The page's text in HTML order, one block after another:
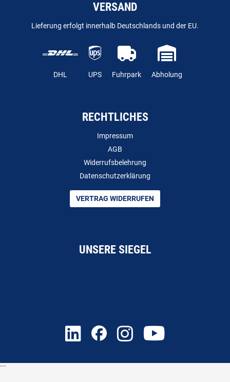
VERSAND
Lieferung erfolgt innerhalb Deutschlands und der EU.
DHL UPS Fuhrpark Abholung
RECHTLICHES
Impressum
AGB
Widerrufsbelehrung
Datenschutzerklärung
VERTRAG WIDERRUFEN
UNSERE SIEGEL
```